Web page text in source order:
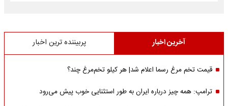
آخرین اخبار پربیننده ترین اخبار
قیمت تخم مرغ رسما اعلام شد| هر کیلو تخم‌مرغ چند؟
ترامپ: همه چیز درباره ایران به طور استثنایی خوب پیش می‌رود